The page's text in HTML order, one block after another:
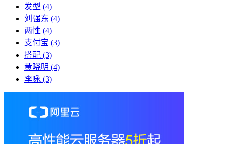
发型 (4)
刘强东 (4)
两性 (4)
支付宝 (3)
搭配 (3)
黄晓明 (4)
李咏 (3)